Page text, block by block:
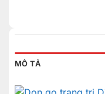
MÔ TẢ